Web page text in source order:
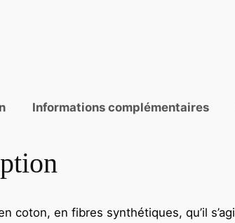
Informations complémentaires
coton, en fibres synthétiques, qu’il